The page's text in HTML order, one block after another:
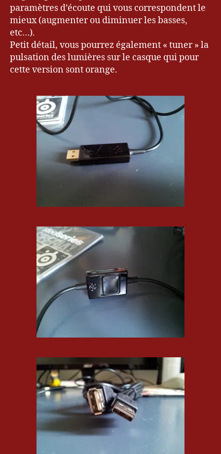
paramètres d’écoute qui vous correspondent le
mieux (augmenter ou diminuer les basses,
etc…).
Petit détail, vous pourrez également « tuner » la
pulsation des lumières sur le casque qui pour
cette version sont orange.